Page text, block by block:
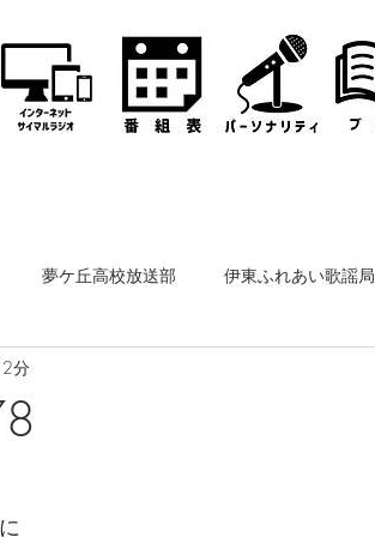
夢ケ丘高校放送部 伊東ふれあい歌謡局
イルレディオ
分